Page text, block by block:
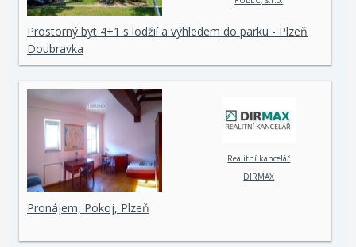
Prostorný byt 4+1 s lodžií a výhledem do parku - Plzeň
Doubravka
Realitní kancelář
DIRMAX
Pronájem, Pokoj, Plzeň